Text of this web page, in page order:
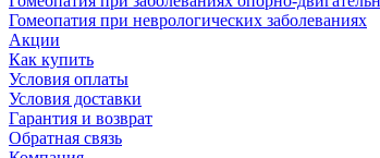
Гомеопатия при неврологических заболеваниях
Акции
Как купить
Условия оплаты
Условия доставки
Гарантия и возврат
Обратная связь